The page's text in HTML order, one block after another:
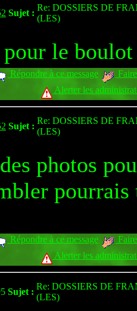
Sujet :
Re: DOSSIERS DE
(LES)
le boulot
Répondre à ce message
Alerter les
Sujet :
Re: DOSSIERS DE
(LES)
photos
Répondre à ce message
Alerter les
Sujet :
Re: DOSSIERS DE
(LES)